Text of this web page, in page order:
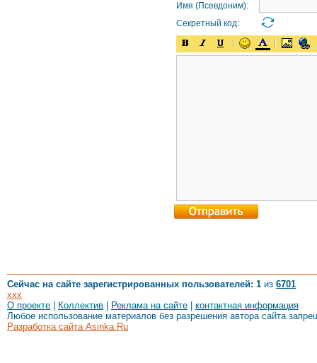
Имя (Псевдоним):
Секретный код:
Сейчас на сайте зарегистрированных пользователей: 1 из 6701
xxx
О проекте
Коллектив Реклама на сайте
контактная информация
Любое использование материалов без разрешения автора сайта
Разработка сайта Asinka.Ru